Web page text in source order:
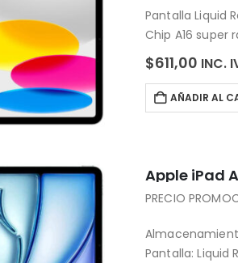
Pantalla Liquid
Chip A16 super
Cámara trasera
Cámara frontal
$611,00 INC.
AÑADIR AL
Apple iPad
PRECIO
Pantalla: Liquid